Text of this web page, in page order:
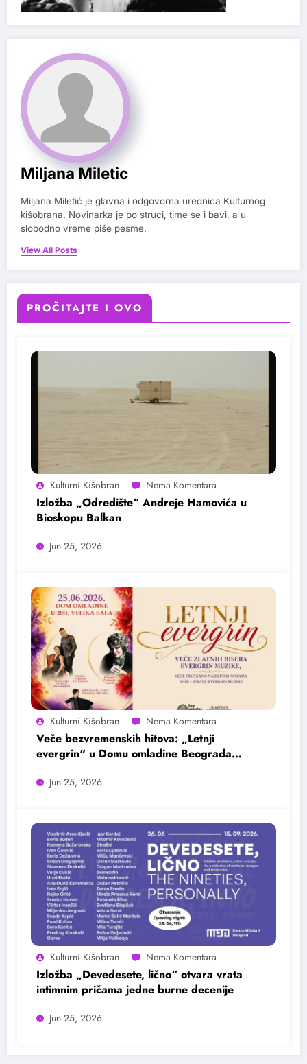
Miljana Miletic
Miljana Miletić je glavna i odgovorna urednica Kulturnog
kišobrana. Novinarka je po struci, time se i bavi, a u
slobodno vreme piše pesme.
View All Posts
PROČITAJTE I OVO
Kulturni Kišobran
Izložba „Odredište“ Andreje Hamovića u
Bioskopu Balkan
Jun 25, 2026
Kulturni Kišobran
Veče bezvremenskih hitova: „Letnji
evergrin“ u Domu omladine Beograda
25. juna
Jun 25, 2026
Kulturni Kišobran
Izložba „Devedesete, lično“ otvara vrata
intimnim pričama jedne burne decenije
Jun 25, 2026